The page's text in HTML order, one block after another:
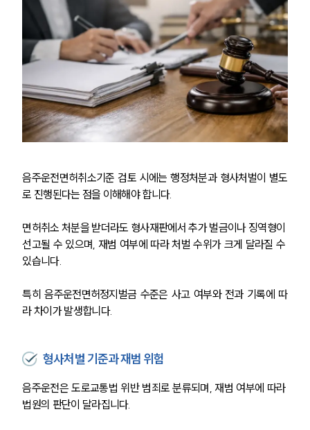
음주운전면허취소기준 검토 시에는 행정처분과 형사처벌이 별도
로 진행된다는 점을 이해해야 합니다.
면허취소 처분을 받더라도 형사재판에서 추가 벌금이나 징역형이
선고될 수 있으며, 재범 여부에 따라 처벌 수위가 크게 달라질 수
있습니다.
특히 음주운전면허정지벌금 수준은 사고 여부와 전과 기록에 따
라 차이가 발생합니다.
형사처벌 기준과 재범 위험
음주운전은 도로교통법 위반 범죄로 분류되며, 재범 여부에 따라
법원의 판단이 달라집니다.